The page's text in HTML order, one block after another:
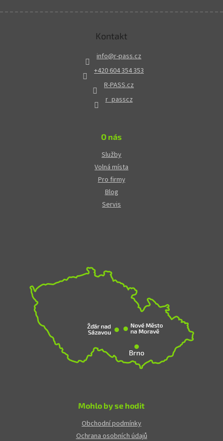
Kontakt
info@r-pass.cz
+420 604 354 353
R-PASS.cz
r_passcz
O nás
Služby
Volná místa
Pro firmy
Blog
Servis
Mohlo by se hodit
Obchodní podmínky
Ochrana osobních údajů